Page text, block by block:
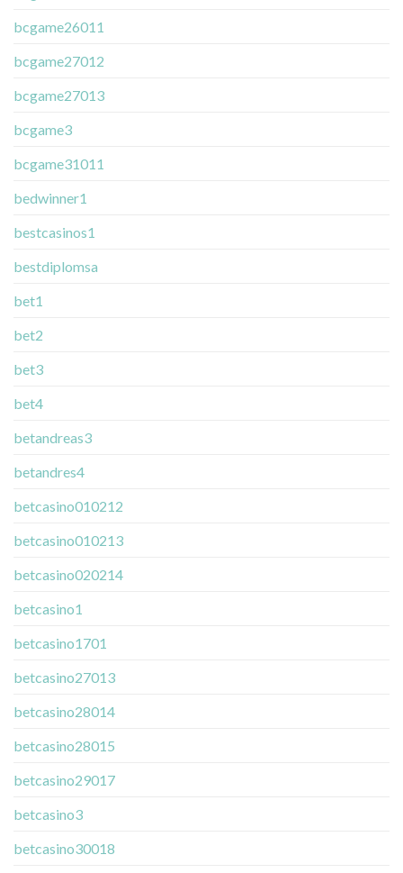
bcgame26011
bcgame27012
bcgame27013
bcgame3
bcgame31011
bedwinner1
bestcasinos1
bestdiplomsa
bet1
bet2
bet3
bet4
betandreas3
betandres4
betcasino010212
betcasino010213
betcasino020214
betcasino1
betcasino1701
betcasino27013
betcasino28014
betcasino28015
betcasino29017
betcasino3
betcasino30018